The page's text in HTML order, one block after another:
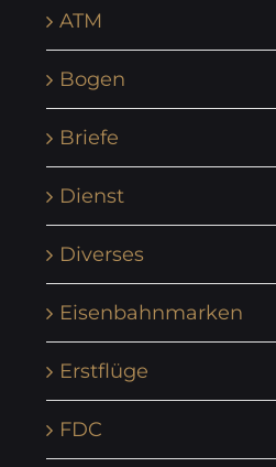
ATM
Bogen
Briefe
Dienst
Diverses
Eisenbahnmarken
Erstflüge
FDC